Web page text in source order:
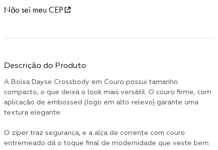
Não sei meu CEP
Descrição do Produto
A Bolsa Dayse Crossbody em Couro possui tamanho
compacto, o que deixa o look mais versátil. O couro firme, com
aplicação de embossed (logo em alto relevo) garante uma
textura elegante.
O zíper traz segurança, e a alça de corrente com couro
entremeado dá o toque final de modernidade que veste bem